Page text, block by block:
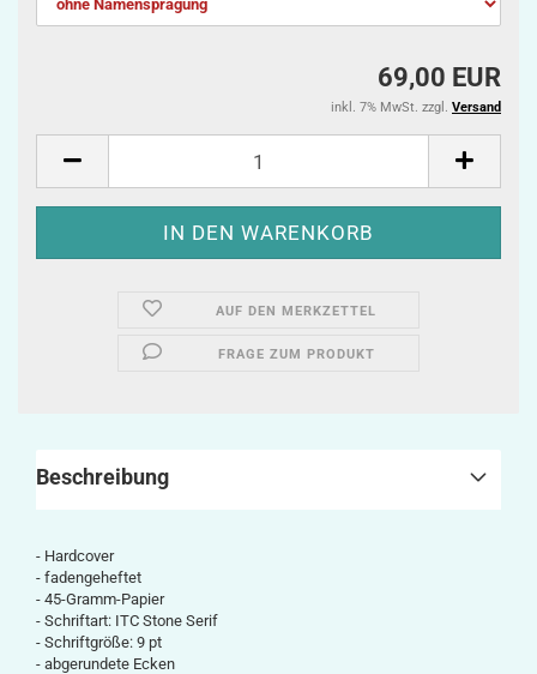
69,00 EUR
inkl. 7% MwSt. zzgl. Versand
AUF DEN MERKZETTEL
FRAGE ZUM PRODUKT
Beschreibung
- Hardcover
- fadengeheftet
- 45-Gramm-Papier
- Schriftart: ITC Stone Serif
- Schriftgröße: 9 pt
- abgerundete Ecken